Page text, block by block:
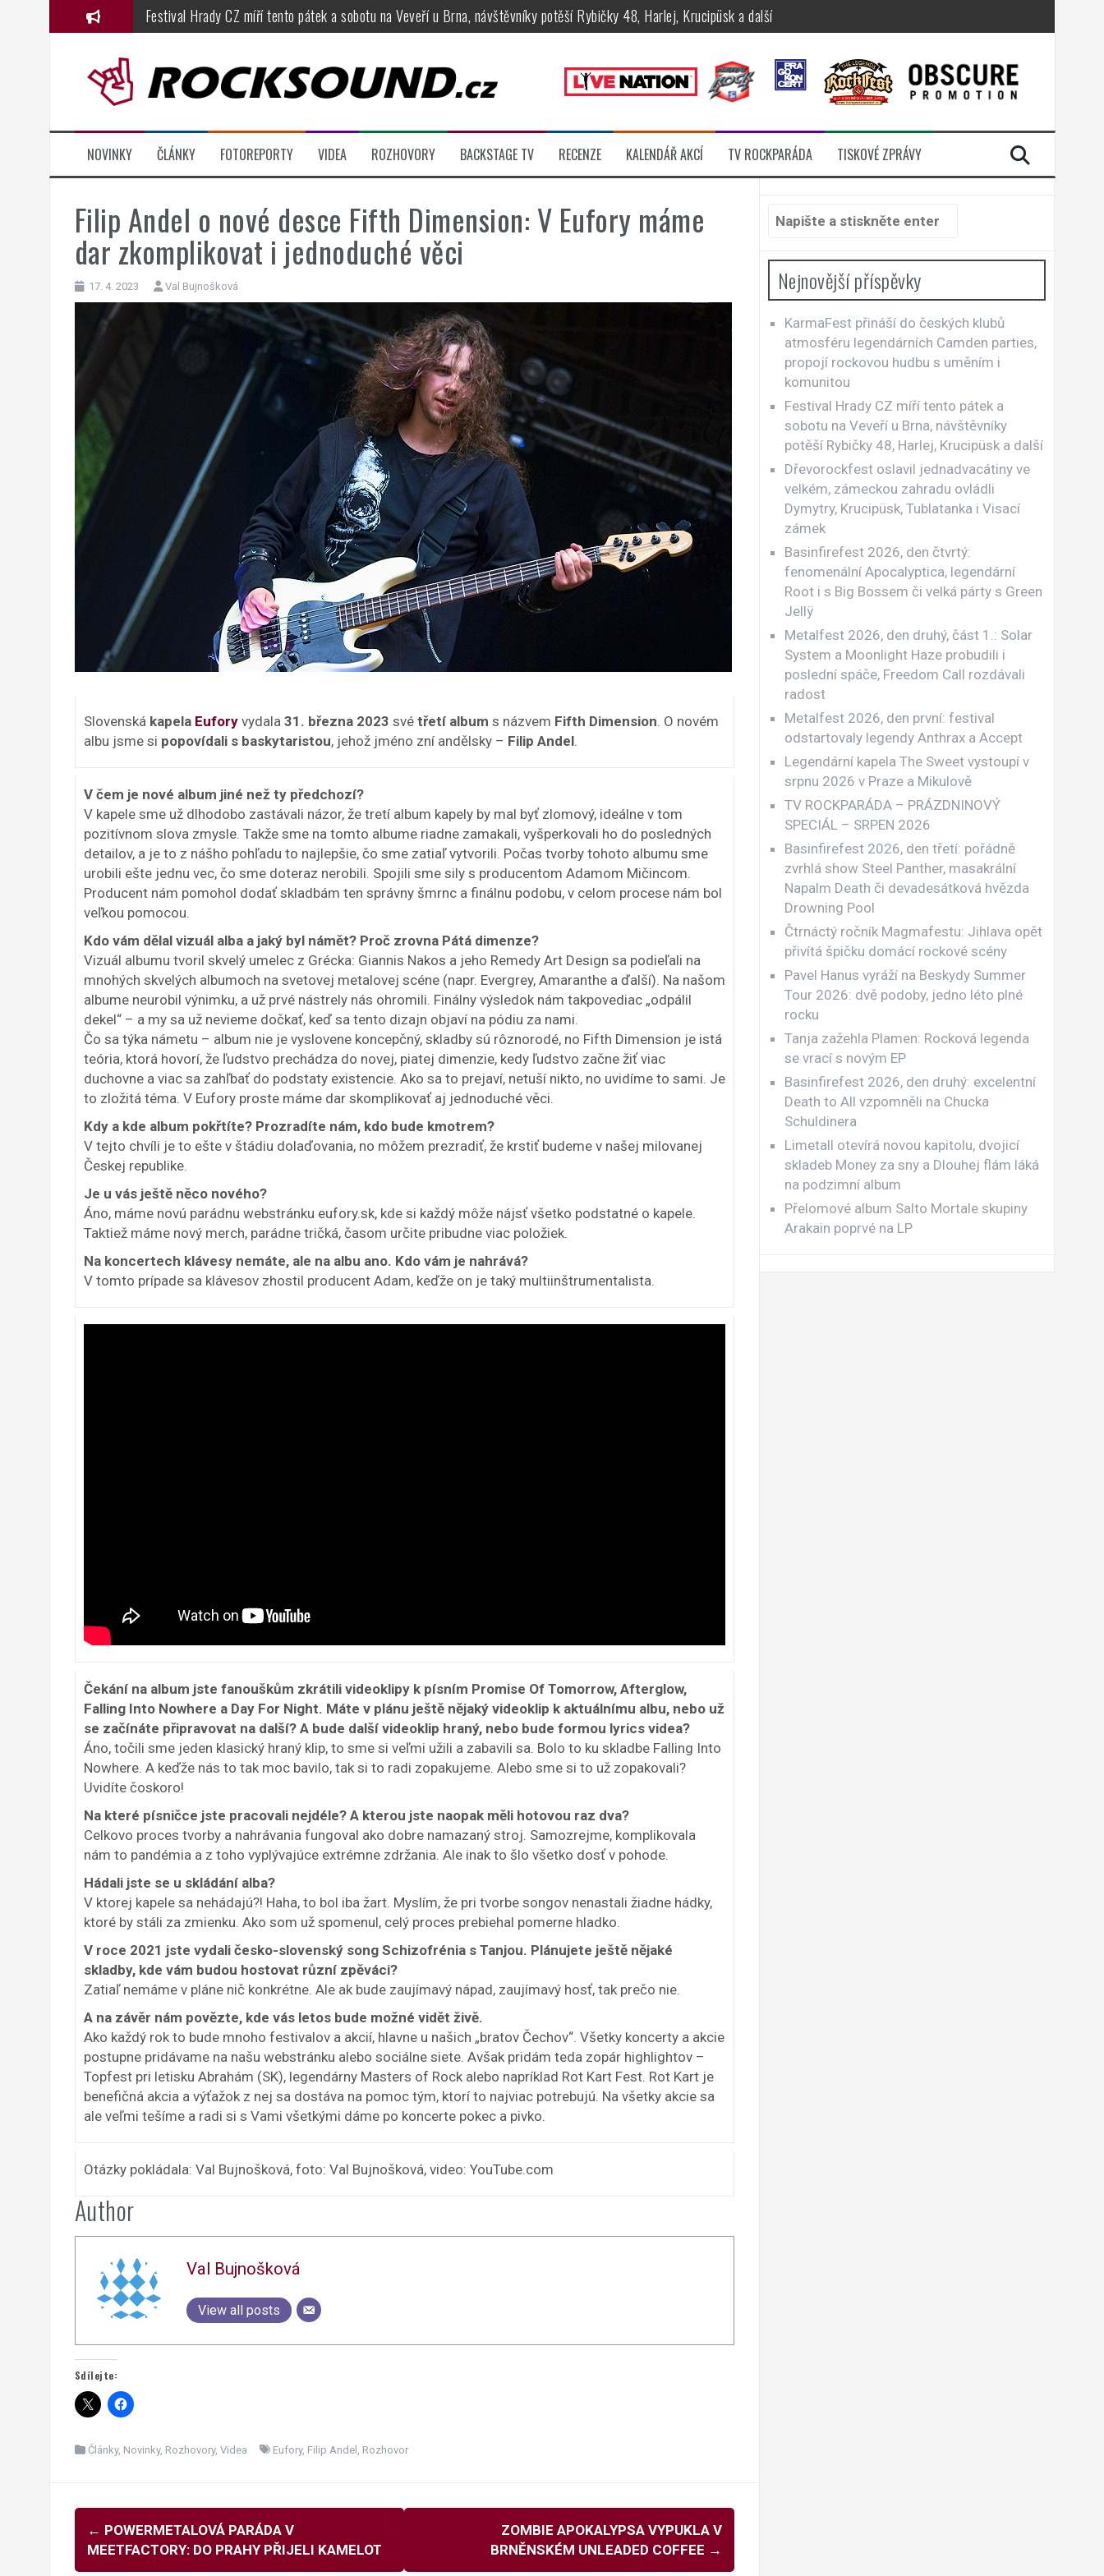
Festival Hrady CZ míří tento pátek a sobotu na Veveří u Brna, návštěvníky potěší Rybičky 48, Harlej, Krucipüsk a další
Basinfirefest 2026, den čtvrtý: fenomenální Apocalyptica, legendární Root i s Big Bossem či velká párty s Green Jellÿ
Metalfest 2026, den první: festival odstartovaly legendy Anthrax a Accept
KarmaFest přináší do českých klubů atmosféru legendárních Camden parties, propojí rockovou hudbu s uměním i komunitou
NOVINKY ČLÁNKY FOTOREPORTY VIDEA ROZHOVORY BACKSTAGE TV RECENZE KALENDÁŘ AKCÍ TV ROCKPARÁDA TISKOVÉ ZPRÁVY
Filip Andel o nové desce Fifth Dimension: V Eufory máme
dar zkomplikovat i jednoduché věci
17. 4. 2023 Val Bujnošková
Slovenská kapela Euforyvydala 31. března 2023 své třetí album s názvem Fifth Dimension. O novém
albu jsme si popovídali s baskytaristou, jehož jméno zní andělsky – Filip Andel.
V čem je nové album jiné než ty předchozí?
V kapele sme už dlhodobo zastávali názor, že tretí album kapely by mal byť zlomový, ideálne v tom
pozitívnom slova zmysle. Takže sme na tomto albume riadne zamakali, vyšperkovali ho do posledných
detailov, a je to z nášho pohľadu to najlepšie, čo sme zatiaľ vytvorili. Počas tvorby tohoto albumu sme
urobili ešte jednu vec, čo sme doteraz nerobili. Spojili sme sily s producentom Adamom Mičincom.
Producent nám pomohol dodať skladbám ten správny šmrnc a finálnu podobu, v celom procese nám bol
veľkou pomocou.
Kdo vám dělal vizuál alba a jaký byl námět? Proč zrovna Pátá dimenze?
Vizuál albumu tvoril skvelý umelec z Grécka: Giannis Nakos a jeho Remedy Art Design sa podieľali na
mnohých skvelých albumoch na svetovej metalovej scéne (napr. Evergrey, Amaranthe a ďalší). Na našom
albume neurobil výnimku, a už prvé nástrely nás ohromili. Finálny výsledok nám takpovediac „odpálil
dekel“ – a my sa už nevieme dočkať, keď sa tento dizajn objaví na pódiu za nami.
Čo sa týka námetu – album nie je vyslovene koncepčný, skladby sú rôznorodé, no Fifth Dimension je istá
teória, ktorá hovorí, že ľudstvo prechádza do novej, piatej dimenzie, kedy ľudstvo začne žiť viac
duchovne a viac sa zahľbať do podstaty existencie. Ako sa to prejaví, netuší nikto, no uvidíme to sami. Je
to zložitá téma. V Eufory proste máme dar skomplikovať aj jednoduché věci.
Kdy a kde album pokřtíte? Prozradíte nám, kdo bude kmotrem?
V tejto chvíli je to ešte v štádiu dolaďovania, no môžem prezradiť, že krstiť budeme v našej milovanej
Českej republike.
Je u vás ještě něco nového?
Áno, máme novú parádnu webstránku eufory.sk, kde si každý môže nájsť všetko podstatné o kapele.
Taktiež máme nový merch, parádne tričká, časom určite pribudne viac položiek.
Na koncertech klávesy nemáte, ale na albu ano. Kdo vám je nahrává?
V tomto prípade sa klávesov zhostil producent Adam, keďže on je taký multiinštrumentalista.
Čekání na album jste fanouškům zkrátili videoklipy k písním Promise Of Tomorrow, Afterglow,
Falling Into Nowhere a Day For Night. Máte v plánu ještě nějaký videoklip k aktuálnímu albu, nebo už
se začínáte připravovat na další? A bude další videoklip hraný, nebo bude formou lyrics videa?
Áno, točili sme jeden klasický hraný klip, to sme si veľmi užili a zabavili sa. Bolo to ku skladbe Falling Into
Nowhere. A keďže nás to tak moc bavilo, tak si to radi zopakujeme. Alebo sme si to už zopakovali?
Uvidíte čoskoro!
Na které písničce jste pracovali nejdéle? A kterou jste naopak měli hotovou raz dva?
Celkovo proces tvorby a nahrávania fungoval ako dobre namazaný stroj. Samozrejme, komplikovala
nám to pandémia a z toho vyplývajúce extrémne zdržania. Ale inak to šlo všetko dosť v pohode.
Hádali jste se u skládání alba?
V ktorej kapele sa nehádajú?! Haha, to bol iba žart. Myslím, že pri tvorbe songov nenastali žiadne hádky,
ktoré by stáli za zmienku. Ako som už spomenul, celý proces prebiehal pomerne hladko.
V roce 2021 jste vydali česko-slovenský song Schizofrénia s Tanjou. Plánujete ještě nějaké
skladby, kde vám budou hostovat různí zpěváci?
Zatiaľ nemáme v pláne nič konkrétne. Ale ak bude zaujímavý nápad, zaujímavý hosť, tak prečo nie.
A na závěr nám povězte, kde vás letos bude možné vidět živě.
Ako každý rok to bude mnoho festivalov a akcií, hlavne u našich „bratov Čechov“. Všetky koncerty a akcie
postupne pridávame na našu webstránku alebo sociálne siete. Avšak pridám teda zopár highlightov –
Topfest pri letisku Abrahám (SK), legendárny Masters of Rock alebo napríklad Rot Kart Fest. Rot Kart je
benefičná akcia a výťažok z nej sa dostáva na pomoc tým, ktorí to najviac potrebujú. Na všetky akcie sa
ale veľmi tešíme a radi si s Vami všetkými dáme po koncerte pokec a pivko.
Otázky pokládala: Val Bujnošková, foto: Val Bujnošková, video: YouTube.com
Author
Val Bujnošková
View all posts
Sdílejte:
Články, Novinky, Rozhovory, Videa Eufory, Filip Andel Rozhovor
Navigace
pro
← POWERMETALOVÁ PARÁDA V
MEETFACTORY: DO PRAHY PŘIJELI KAMELOT
ZOMBIE APOKALYPSA VYPUKLA V
BRNĚNSKÉM UNLEADED COFFEE →
Hledat:
Nejnovější příspěvky
KarmaFest přináší do českých klubů
atmosféru legendárních Camden parties,
propojí rockovou hudbu s uměním i
komunitou
Festival Hrady CZ míří tento pátek a
sobotu na Veveří u Brna, návštěvníky
potěší Rybičky 48, Harlej, Krucipüsk a další
Dřevorockfest oslavil jednadvacátiny ve
velkém, zámeckou zahradu ovládli
Dymytry, Krucipüsk, Tublatanka i Visací
zámek
Basinfirefest 2026, den čtvrtý:
fenomenální Apocalyptica, legendární
Root i s Big Bossem či velká párty s Green
Jellÿ
Metalfest 2026, den druhý, část 1.: Solar
System a Moonlight Haze probudili i
poslední spáče, Freedom Call rozdávali
radost
Metalfest 2026, den první: festival
odstartovaly legendy Anthrax a Accept
Legendární kapela The Sweet vystoupí v
srpnu 2026 v Praze a Mikulově
TV ROCKPARÁDA – PRÁZDNINOVÝ
SPECIÁL – SRPEN 2026
Basinfirefest 2026, den třetí: pořádně
zvrhlá show Steel Panther, masakrální
Napalm Death či devadesátková hvězda
Drowning Pool
Čtrnáctý ročník Magmafestu: Jihlava opět
přivítá špičku domácí rockové scény
Pavel Hanus vyráží na Beskydy Summer
Tour 2026: dvě podoby, jedno léto plné
rocku
Tanja zažehla Plamen: Rocková legenda
se vrací s novým EP
Basinfirefest 2026, den druhý: excelentní
Death to All vzpomněli na Chucka
Schuldinera
Limetall otevírá novou kapitolu, dvojicí
skladeb Money za sny a Dlouhej flám láká
na podzimní album
Přelomové album Salto Mortale skupiny
Arakain poprvé na LP